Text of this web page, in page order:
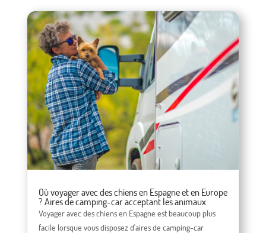
Où voyager avec des chiens en Espagne et en Europe
? Aires de camping-car acceptant les animaux
Voyager avec des chiens en Espagne est beaucoup plus
facile lorsque vous disposez d'aires de camping-car